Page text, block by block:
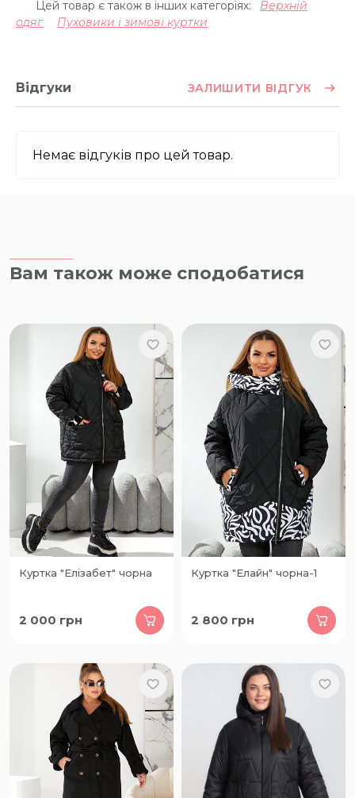
Цей товар є також в інших категоріях:
Верхній
одяг
Пуховики і зимові куртки
Відгуки ЗАЛИШИТИ ВІДГУК
Немає відгуків про цей товар.
Вам також може сподобатися
Куртка "Елізабет" чорна
2 000 грн
Куртка "Елайн" чорна-1
2 800 грн